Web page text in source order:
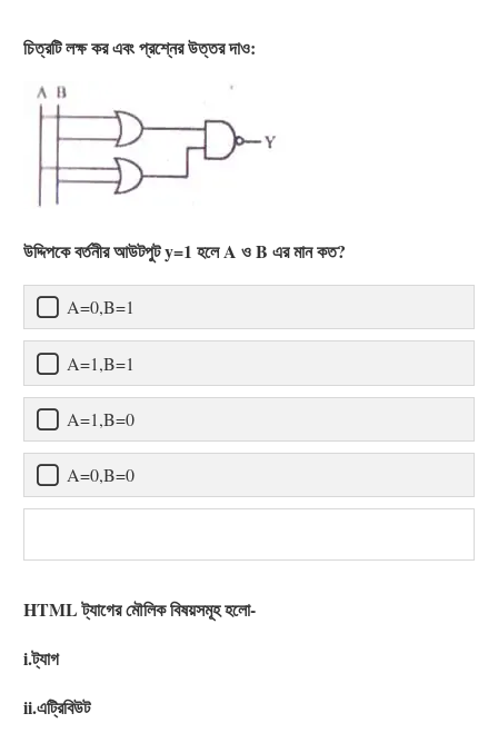
চিত্রটি লক্ষ কর এবং প্রশ্নের উত্তর দাও:
উদ্দিপকে বর্তনীর আউটপুট y=1 হলে A ও B এর মান কত?
A=0,B=1
A=1,B=1
A=1,B=0
A=0,B=0
HTML ট্যাগের মৌলিক বিষয়সমূহ হলো-
i.ট্যাগ
ii.এট্রিবিউট